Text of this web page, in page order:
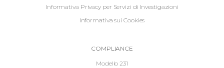
Informativa Privacy per Servizi di Investigazioni
Informativa sui Cookies
InformativeCOMPLIANCE
Modello 231